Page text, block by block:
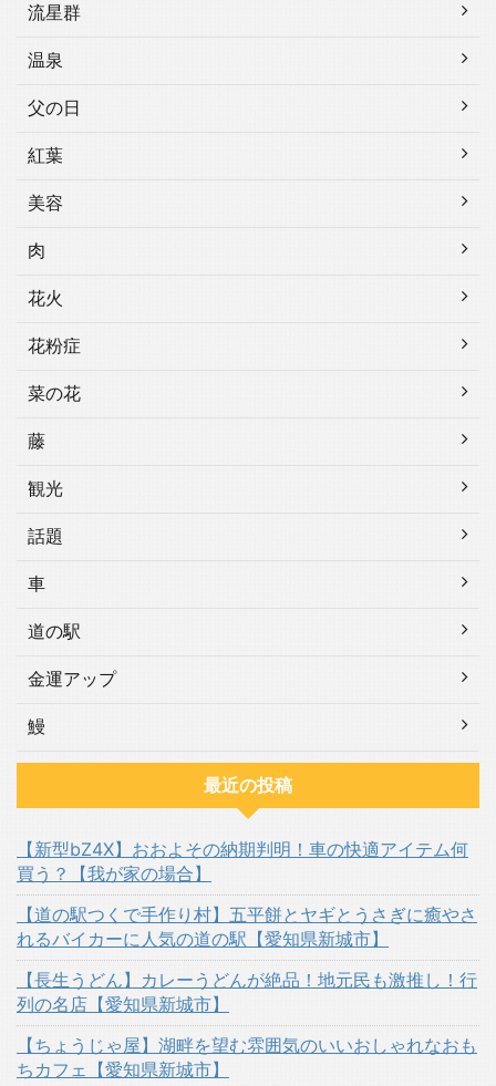
流星群
温泉
父の日
紅葉
美容
肉
花火
花粉症
菜の花
藤
観光
話題
車
道の駅
金運アップ
鰻
最近の投稿
【新型bZ4X】おおよその納期判明！車の快適アイテム何
買う？【我が家の場合】
【道の駅つくで手作り村】五平餅とヤギとうさぎに癒やさ
れるバイカーに人気の道の駅【愛知県新城市】
【長生うどん】カレーうどんが絶品！地元民も激推し！行
列の名店【愛知県新城市】
【ちょうじゃ屋】湖畔を望む雰囲気のいいおしゃれなおも
ちカフェ【愛知県新城市】